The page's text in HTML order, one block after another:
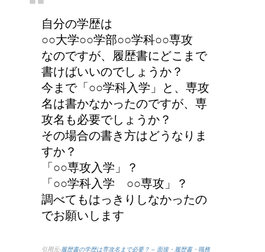
自分の学歴は
○○大学○○学部○○学科○○専攻
なのですが、履歴書にどこまで
書けばいいのでしょうか？
今まで「○○学科入学」と、専攻
名は書かなかったのですが、専
攻名も必要でしょうか？
その場合の書き方はどうなりま
すか？
「○○専攻入学」？
「○○学科入学 ○○専攻」？
調べてもはっきりしなかったの
でお願いします
引用元-履歴書の学歴は専攻名まで必要？ – 面接・履歴書・職務